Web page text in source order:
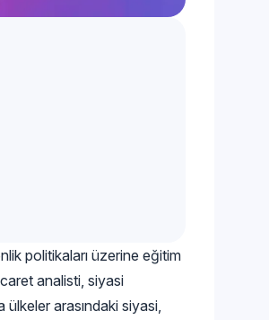
politikaları üzerine eğitim
analisti, siyasi
arasındaki siyasi,